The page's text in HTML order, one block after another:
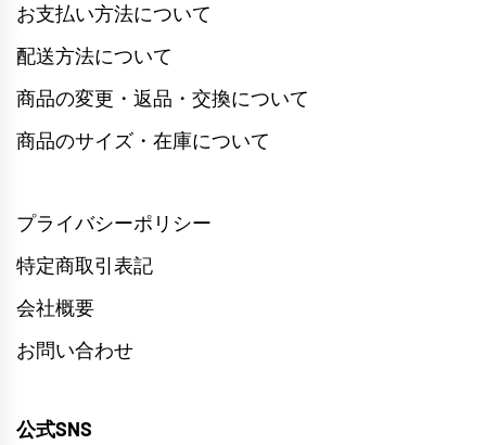
お支払い方法について
配送方法について
商品の変更・返品・交換について
商品のサイズ・在庫について
プライバシーポリシー
特定商取引表記
会社概要
お問い合わせ
公式SNS